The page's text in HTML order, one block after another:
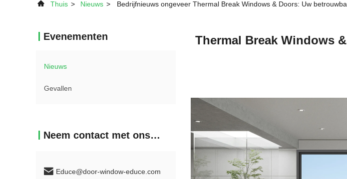
Thuis > Nieuws > Bedrijfnieuws ongeveer Thermal Break Windows & Doors: Uw
Evenementen
Nieuws
Gevallen
Neem contact met ons op
Educe@door-window-educe.com
Thermal Break Windows